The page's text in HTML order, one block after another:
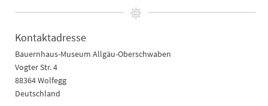
Kontaktadresse
Bauernhaus-Museum Allgäu-Oberschwaben
Vogter Str. 4
88364 Wolfegg
Deutschland